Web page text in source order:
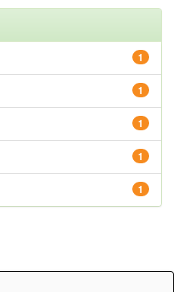
1
1
1
1
1